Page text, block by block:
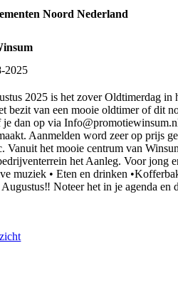
Noord Nederland
2025
2025 is het zover Oldtimerdag in
bezit van een mooie oldtimer of dit
je dan op via
Aanmelden word zeer op prijs
Vanuit het mooie centrum van
het Aanleg. Voor jong
muziek • Eten en drinken
Noteer het in je agenda en